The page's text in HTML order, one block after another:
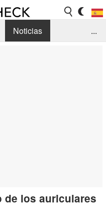
Noticias
...
de los auriculares